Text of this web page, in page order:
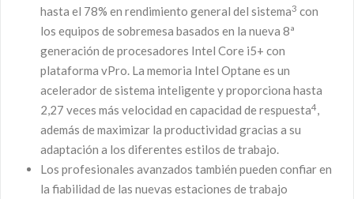
hasta el 78% en rendimiento general del sistema3 con
los equipos de sobremesa basados en la nueva 8ª
generación de procesadores Intel Core i5+ con
plataforma vPro. La memoria Intel Optane es un
acelerador de sistema inteligente y proporciona hasta
2,27 veces más velocidad en capacidad de respuesta4,
además de maximizar la productividad gracias a su
adaptación a los diferentes estilos de trabajo.
Los profesionales avanzados también pueden confiar en
la fiabilidad de las nuevas estaciones de trabajo